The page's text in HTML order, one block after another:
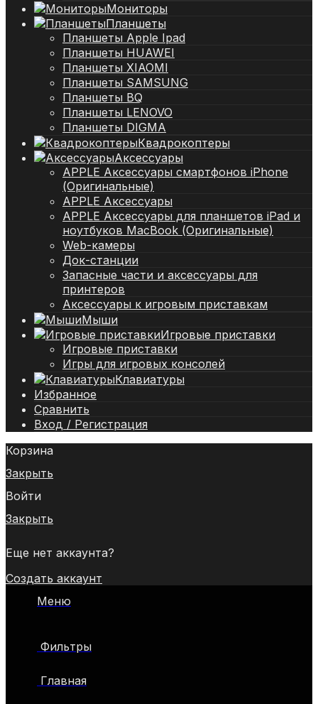
Мониторы
Планшеты
Планшеты Apple Ipad
Планшеты HUAWEI
Планшеты XIAOMI
Планшеты SAMSUNG
Планшеты BQ
Планшеты LENOVO
Планшеты DIGMA
Квадрокоптеры
Аксессуары
APPLE Аксессуары смартфонов iPhone
(Оригинальные)
APPLE Аксессуары
APPLE Аксессуары для планшетов iPad и
ноутбуков MacBook (Оригинальные)
Web-камеры
Док-станции
Запасные части и аксессуары для
принтеров
Аксессуары к игровым приставкам
Мыши
Игровые приставки
Игровые приставки
Игры для игровых консолей
Клавиатуры
Избранное
Сравнить
Вход / Регистрация
Корзина
Закрыть
Войти
Закрыть
Еще нет аккаунта?
Создать аккаунт
Меню
Фильтры
Главная